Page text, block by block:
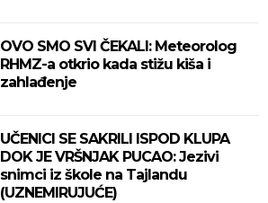
OVO SMO SVI ČEKALI: Meteorolog
RHMZ-a otkrio kada stižu kiša i
zahlađenje
UČENICI SE SAKRILI ISPOD KLUPA
DOK JE VRŠNJAK PUCAO: Jezivi
snimci iz škole na Tajlandu
(UZNEMIRUJUĆE)